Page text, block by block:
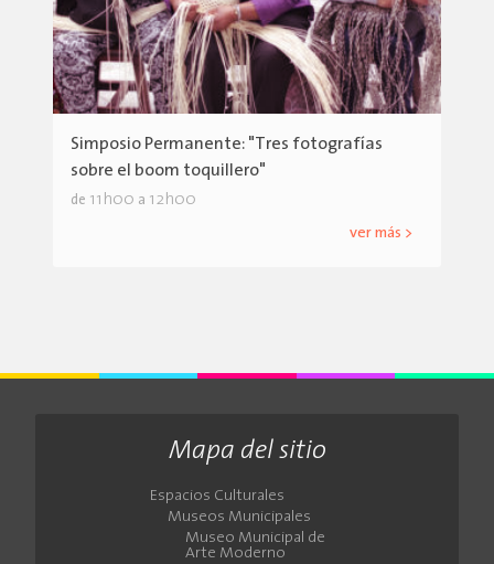
Simposio Permanente: "Tres fotografías
sobre el boom toquillero"
de 11h00 a 12h00
ver más >
Mapa del sitio
Espacios Culturales
Museos Municipales
Museo Municipal de
Arte Moderno